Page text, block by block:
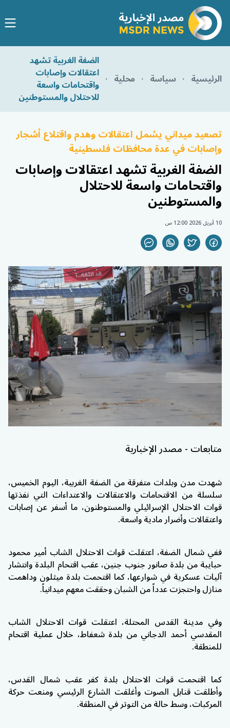
الرئيسية سياسة محلية
الضفة الغربية تشهد
اعتقالات وإصابات
واقتحامات واسعة
للاحتلال والمستوطنين
تصعيد ميداني يشمل اعتقالات وهدم واقتلاع أشجار
وإصابات في عدة محافظات فلسطينية
الضفة الغربية تشهد اعتقالات وإصابات
واقتحامات واسعة للاحتلال
والمستوطنين
10 أبريل 2026 12:00 ص
متابعات - مصدر الإخبارية
شهدت مدن وبلدات متفرقة من الضفة الغربية، اليوم الخميس،
سلسلة من الاقتحامات والاعتقالات والاعتداءات التي نفذتها
قوات الاحتلال الإسرائيلي والمستوطنون، ما أسفر عن إصابات
واعتقالات وأضرار مادية واسعة.
ففي شمال الضفة، اعتقلت قوات الاحتلال الشاب أمير محمود
حبايبة من بلدةصانورجنوب جنين، عقب اقتحام البلدة وانتشار
آليات عسكرية في شوارعها، كما اقتحمت بلدةميثلون وداهمت
منازل واحتجزت عدداً من الشبان وحققت معهم ميدانياً.
وفي مدينة القدس المحتلة، اعتقلت قوات الاحتلال الشاب
المقدسي أحمد الدجاني من بلدةشعفاط، خلال عملية اقتحام
للمنطقة.
كما اقتحمت قوات الاحتلال بلدة كفر عقب شمال القدس،
وأطلقت قنابل الصوت وأغلقت الشارع الرئيسي ومنعت حركة
المركبات، وسط حالة من التوتر في المنطقة.